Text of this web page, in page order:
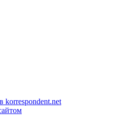
korrespondent.net